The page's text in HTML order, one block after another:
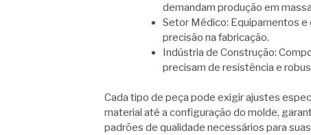
demandam produção em
Setor Médico: Equipamentos
precisão na fabricação.
Indústria de Construção:
precisam de resistência e
Cada tipo de peça pode exigir ajustes
material até a configuração do molde,
padrões de qualidade necessários para